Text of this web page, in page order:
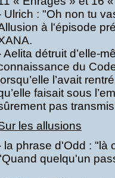
Ulrich : "Oh non tu
à l'épisode
Aelita détruit d’elle-
du
lorsqu’elle l’avait
faisait sous
pas
les allusions
la phrase d'Odd : "là
quelqu'un